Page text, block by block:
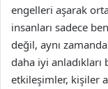
engelleri aşarak
insanları sadece
değil, aynı
daha iyi
etkileşimler, kişiler